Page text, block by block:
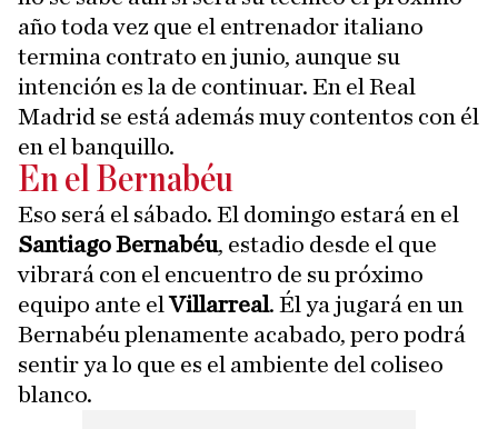
año toda vez que el entrenador italiano
termina contrato en junio, aunque su
intención es la de continuar. En el Real
Madrid se está además muy contentos con él
en el banquillo.
En el Bernabéu
Eso será el sábado. El domingo estará en el
Santiago Bernabéu, estadio desde el que
vibrará con el encuentro de su próximo
equipo ante elVillarreal. Él ya jugará en un
Bernabéu plenamente acabado, pero podrá
sentir ya lo que es el ambiente del coliseo
blanco.